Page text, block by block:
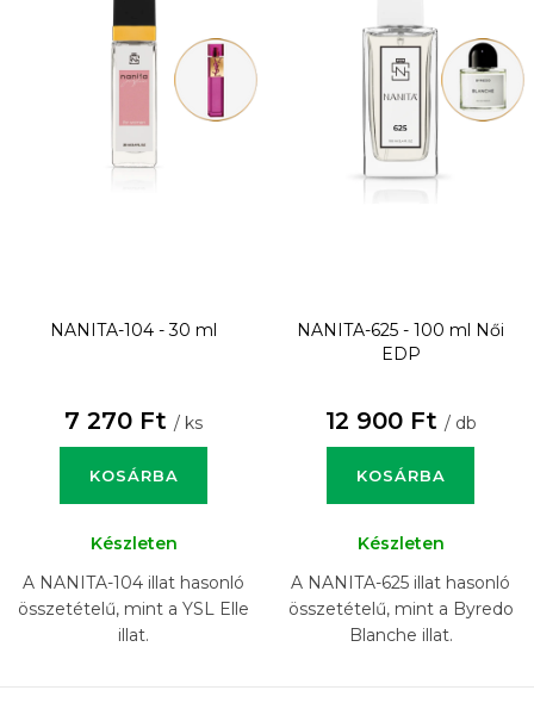
NANITA-104 - 30 ml
7 270 Ft / ks
KOSÁRBA
Készleten
A NANITA-104 illat hasonló
összetételű, mint a YSL Elle
illat.
NANITA-625 - 100 ml
Női
EDP
12 900 Ft / db
KOSÁRBA
Készleten
A NANITA-625 illat hasonló
összetételű, mint a Byredo
Blanche illat.